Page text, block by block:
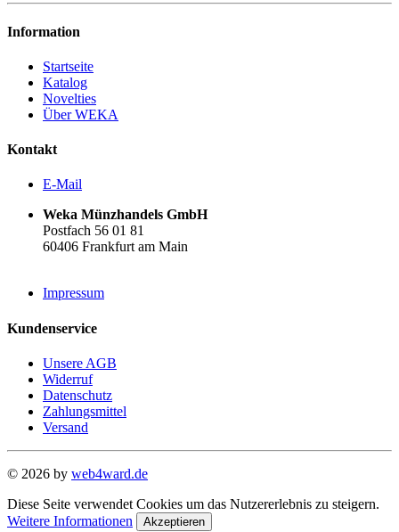
Information
Startseite
Katalog
Novelties
Über WEKA
Kontakt
E-Mail
Weka Münzhandels GmbH
Postfach 56 01 81
60406 Frankfurt am Main
Impressum
Kundenservice
Unsere AGB
Widerruf
Datenschutz
Zahlungsmittel
Versand
© 2026 by web4ward.de
Diese Seite verwendet Cookies um das Nutzererlebnis zu steigern.
Weitere Informationen
Akzeptieren